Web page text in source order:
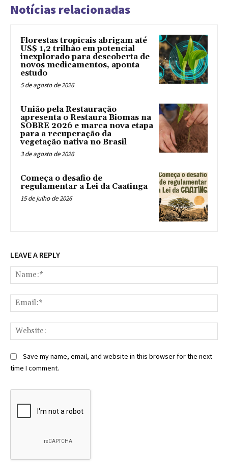
Notícias relacionadas
Florestas tropicais abrigam até
US$ 1,2 trilhão em potencial
inexplorado para descoberta de
novos medicamentos, aponta
estudo
5 de agosto de 2026
União pela Restauração
apresenta o Restaura Biomas na
SOBRE 2026 e marca nova etapa
para a recuperação da
vegetação nativa no Brasil
3 de agosto de 2026
Começa o desafio de
regulamentar a Lei da Caatinga
15 de julho de 2026
LEAVE A REPLY
Save my name, email, and website in this browser for the next
time I comment.